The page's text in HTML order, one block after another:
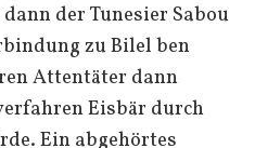
der Tunesier Sabou
zu Bilel ben
Attentäter dann
Eisbär durch
Ein abgehörtes